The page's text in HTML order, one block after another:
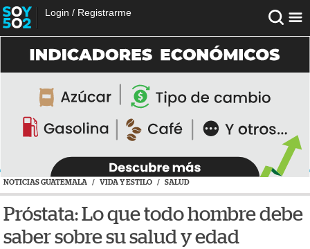
Login / Registrarme
NOTICIAS GUATEMALA / VIDA Y ESTILO / SALUD
Próstata: Lo que todo hombre debe
saber sobre su salud y edad